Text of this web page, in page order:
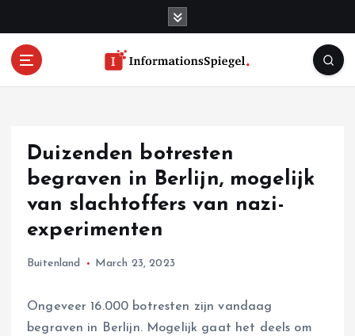
Duizenden botresten
begraven in Berlijn, mogelijk
van slachtoffers van nazi-
experimenten
Buitenland March 23, 2023
Ongeveer 16.000 botresten zijn vandaag
begraven in Berlijn. Mogelijk gaat het deels om